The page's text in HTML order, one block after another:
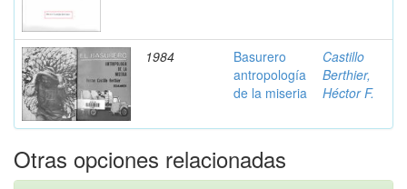
1984
Basurero
antropología
de la miseria
Castillo
Berthier,
Héctor F.
Otras opciones relacionadas